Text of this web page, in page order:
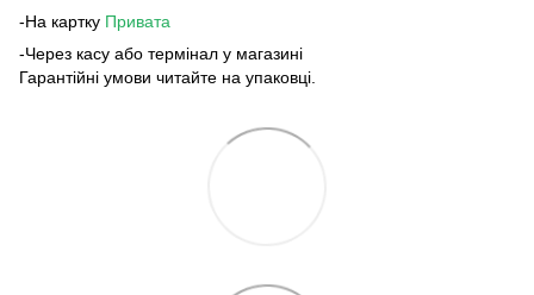
-На картку Привата
-Через касу або термінал у магазині
Гарантійні умови читайте на упаковці.